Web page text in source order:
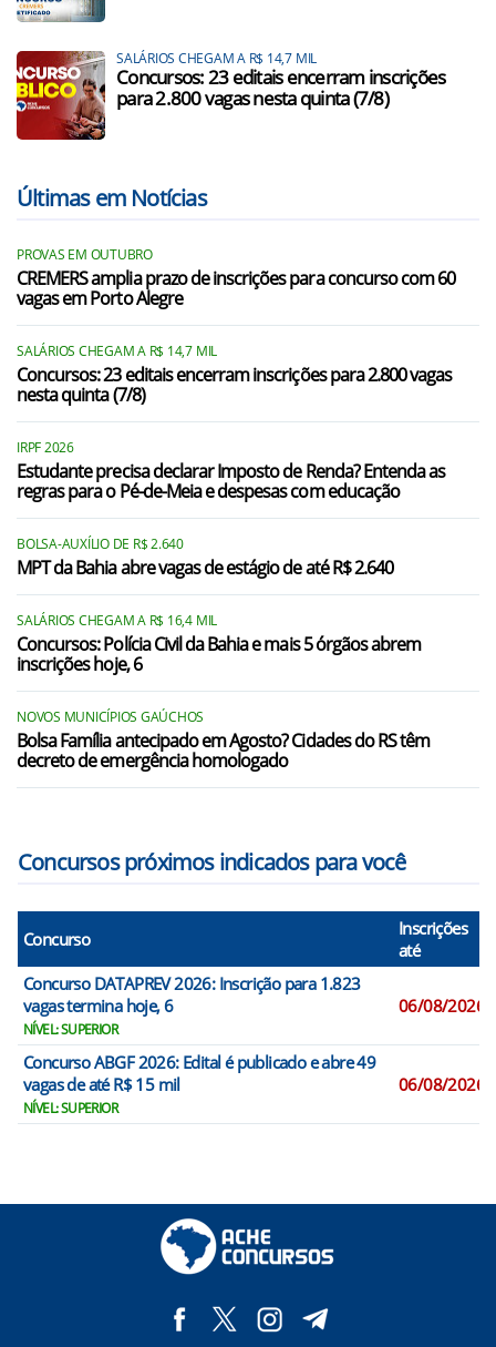
SALÁRIOS CHEGAM A R$ 14,7 MIL
Concursos: 23 editais encerram inscrições
para 2.800 vagas nesta quinta (7/8)
Últimas em Notícias
PROVAS EM OUTUBRO
CREMERS amplia prazo de inscrições para concurso com 60
vagas em Porto Alegre
SALÁRIOS CHEGAM A R$ 14,7 MIL
Concursos: 23 editais encerram inscrições para 2.800 vagas
nesta quinta (7/8)
IRPF 2026
Estudante precisa declarar Imposto de Renda? Entenda as
regras para o Pé-de-Meia e despesas com educação
BOLSA-AUXÍLIO DE R$ 2.640
MPT da Bahia abre vagas de estágio de até R$ 2.640
SALÁRIOS CHEGAM A R$ 16,4 MIL
Concursos: Polícia Civil da Bahia e mais 5 órgãos abrem
inscrições hoje, 6
NOVOS MUNICÍPIOS GAÚCHOS
Bolsa Família antecipado em Agosto? Cidades do RS têm
decreto de emergência homologado
Concursos próximos indicados para você
Concurso
Inscrições
até
Concurso DATAPREV 2026: Inscrição para 1.823
vagas termina hoje, 6
NÍVEL: SUPERIOR
06/08/2026
Concurso ABGF 2026: Edital é publicado e abre 49
vagas de até R$ 15 mil
NÍVEL: SUPERIOR
06/08/2026